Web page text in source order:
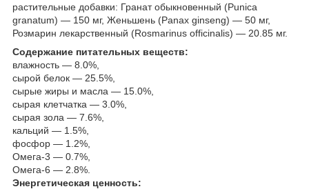
растительные добавки: Гранат обыкновенный (Punica
granatum) — 150 мг, Женьшень (Panax ginseng) — 50 мг,
Розмарин лекарственный (Rosmarinus officinalis) — 20.85 мг.
Содержание питательных веществ:
влажность — 8.0%,
сырой белок — 25.5%,
сырые жиры и масла — 15.0%,
сырая клетчатка — 3.0%,
сырая зола — 7.6%,
кальций — 1.5%,
фосфор — 1.2%,
Омега-3 — 0.7%,
Oмега-6 — 2.8%.
Энергетическая ценность: